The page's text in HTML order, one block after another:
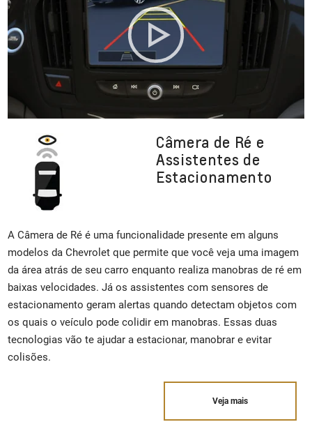
Câmera de Ré e
Assistentes de
Estacionamento
A Câmera de Ré é uma funcionalidade presente em alguns
modelos da Chevrolet que permite que você veja uma imagem
da área atrás de seu carro enquanto realiza manobras de ré em
baixas velocidades. Já os assistentes com sensores de
estacionamento geram alertas quando detectam objetos com
os quais o veículo pode colidir em manobras. Essas duas
tecnologias vão te ajudar a estacionar, manobrar e evitar
colisões.
Veja mais